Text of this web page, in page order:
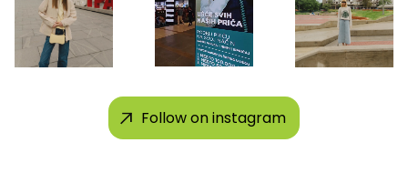
Follow on instagram